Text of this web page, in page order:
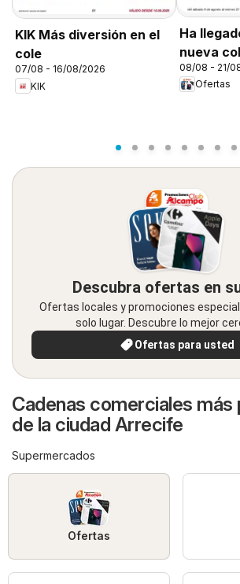
KIK Más diversión en el
cole
07/08 - 16/08/2026
KIK
Ha
nueva
08/08 - 21/
Ofertas
Descubra ofertas en
Ofertas locales y promociones
solo lugar. Descubre lo mejor
Ofertas para usted
Cadenas comerciales más
de la ciudad Arrecife
Supermercados
Ofertas